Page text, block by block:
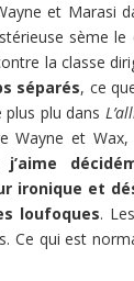
et Marasi
sème
la classe
séparés, ce
plus plu dans
Wayne et
j’aime
ironique et
loufoques.
Ce qui est